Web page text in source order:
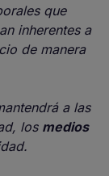
que
inherentes a
de manera
a las
los medios